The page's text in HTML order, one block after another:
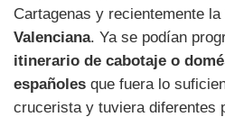
Cartagenas y recientemente la
Valenciana. Ya se podían
itinerario de cabotaje o
españoles que fuera lo
crucerista y tuviera diferentes